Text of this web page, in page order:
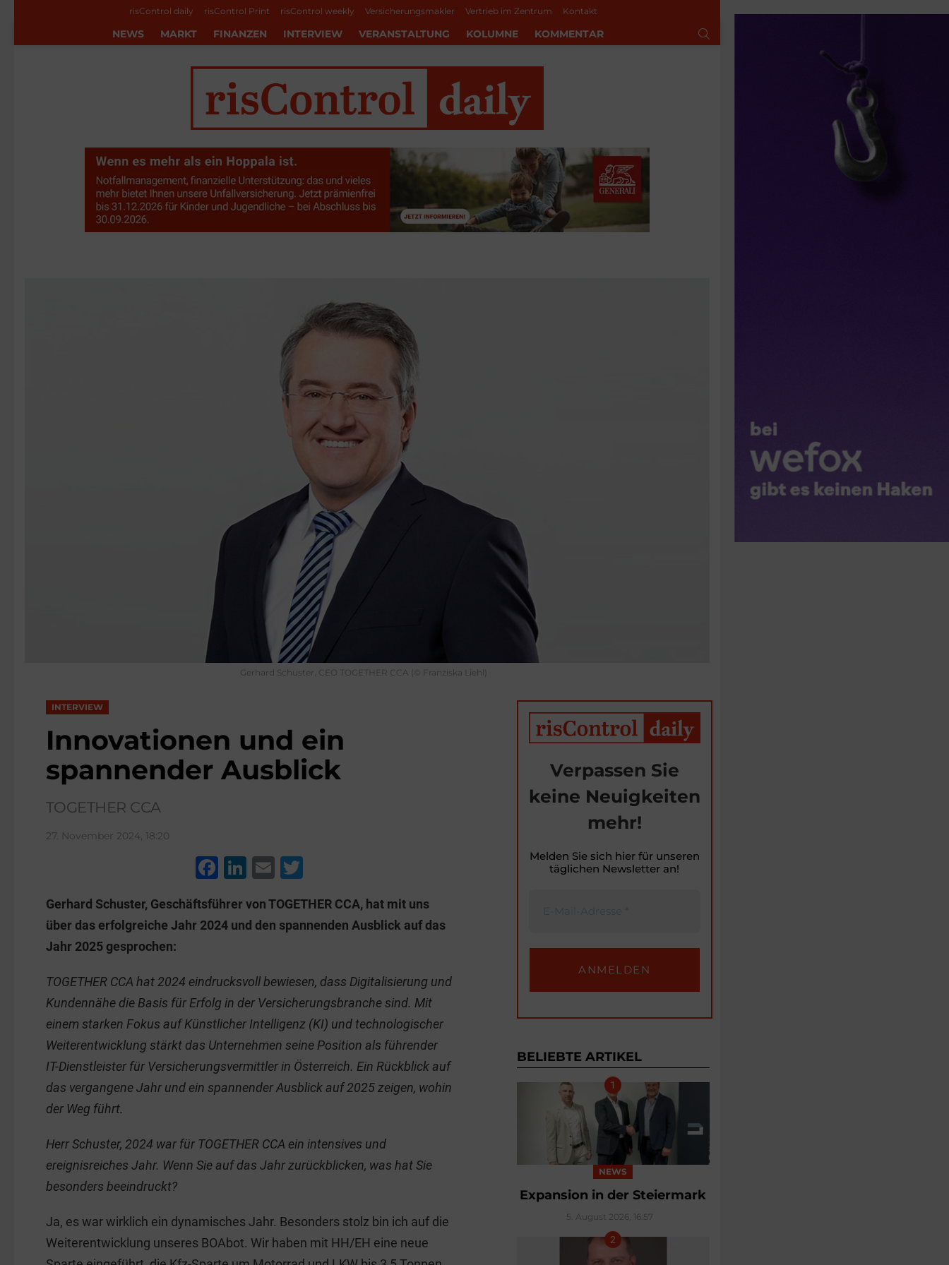
risControl daily risControl Print risControl weekly Versicherungsmakler Vertrieb im Zentrum Kontakt
NEWS MARKT FINANZEN INTERVIEW VERANSTALTUNG KOLUMNE KOMMENTAR
Gerhard Schuster, CEO TOGETHER CCA (© Franziska Liehl)
INTERVIEW
Innovationen und ein
spannender Ausblick
TOGETHER CCA
27. November 2024, 18:20
F
c
e
o
o
k
Li
k
e
n
E
ai
l
tt
er
Gerhard Schuster, Geschäftsführer von TOGETHER CCA, hat mit uns
über das erfolgreiche Jahr 2024 und den spannenden Ausblick auf das
Jahr 2025 gesprochen:
TOGETHER CCA hat 2024 eindrucksvoll bewiesen, dass Digitalisierung und
Kundennähe die Basis für Erfolg in der Versicherungsbranche sind. Mit
einem starken Fokus auf Künstlicher Intelligenz (KI) und technologischer
Weiterentwicklung stärkt das Unternehmen seine Position als führender
IT-Dienstleister für Versicherungsvermittler in Österreich. Ein Rückblick auf
das vergangene Jahr und ein spannender Ausblick auf 2025 zeigen, wohin
der Weg führt.
Herr Schuster, 2024 war für TOGETHER CCA ein intensives und
ereignisreiches Jahr. Wenn Sie auf das Jahr zurückblicken, was hat Sie
besonders beeindruckt?
Ja, es war wirklich ein dynamisches Jahr. Besonders stolz bin ich auf die
Weiterentwicklung unseres BOAbot. Wir haben mit HH/EH eine neue
Verpassen Sie
keine Neuigkeiten
mehr!
Melden Sie sich hier für unseren
täglichen Newsletter an!
BELIEBTE ARTIKEL
NEWS
Expansion in der Steiermark
5. August 2026, 16:57